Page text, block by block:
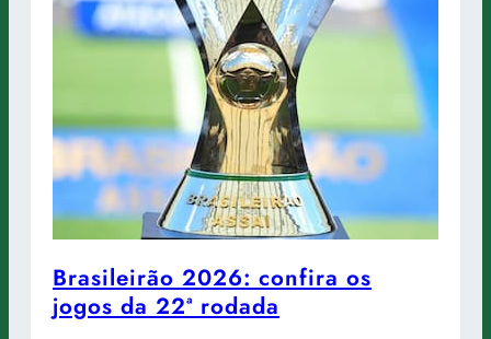
Brasileirão 2026: confira os
jogos da 22ª rodada